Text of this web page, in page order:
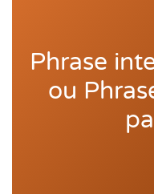
Phrase
ou